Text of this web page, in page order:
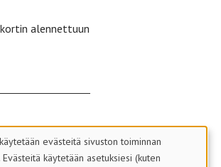
alennettuun
evästeitä sivuston toiminnan
käytetään asetuksiesi (kuten